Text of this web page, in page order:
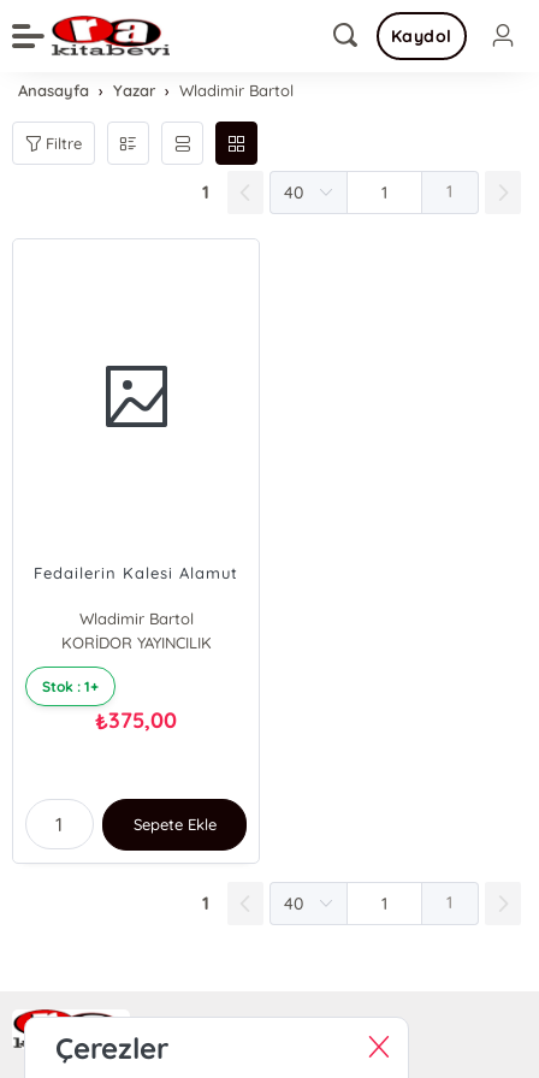
Kaydol
Anasayfa Yazar Wladimir Bartol
Filtre
1 1
Fedailerin Kalesi Alamut
Wladimir Bartol
KORİDOR YAYINCILIK
Stok : 1+
₺375,00
Sepete Ekle
1 1
Ra Yayın Kitabevi
Çerezler